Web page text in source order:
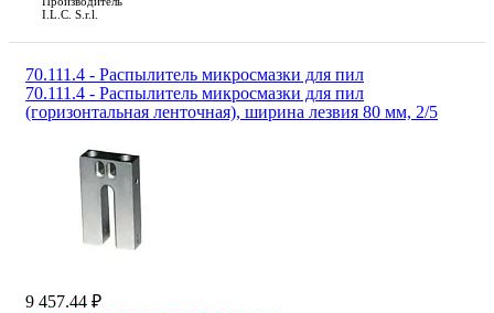
I.L.C. S.r.l.
70.111.4 - Распылитель микросмазки для пил
70.111.4 - Распылитель микросмазки для пил
(горизонтальная ленточная), ширина лезвия 80 мм, 2/5
9 457.44 ₽